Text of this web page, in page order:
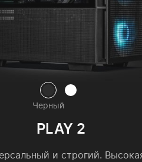
Черный
PLAY 2
и строгий.